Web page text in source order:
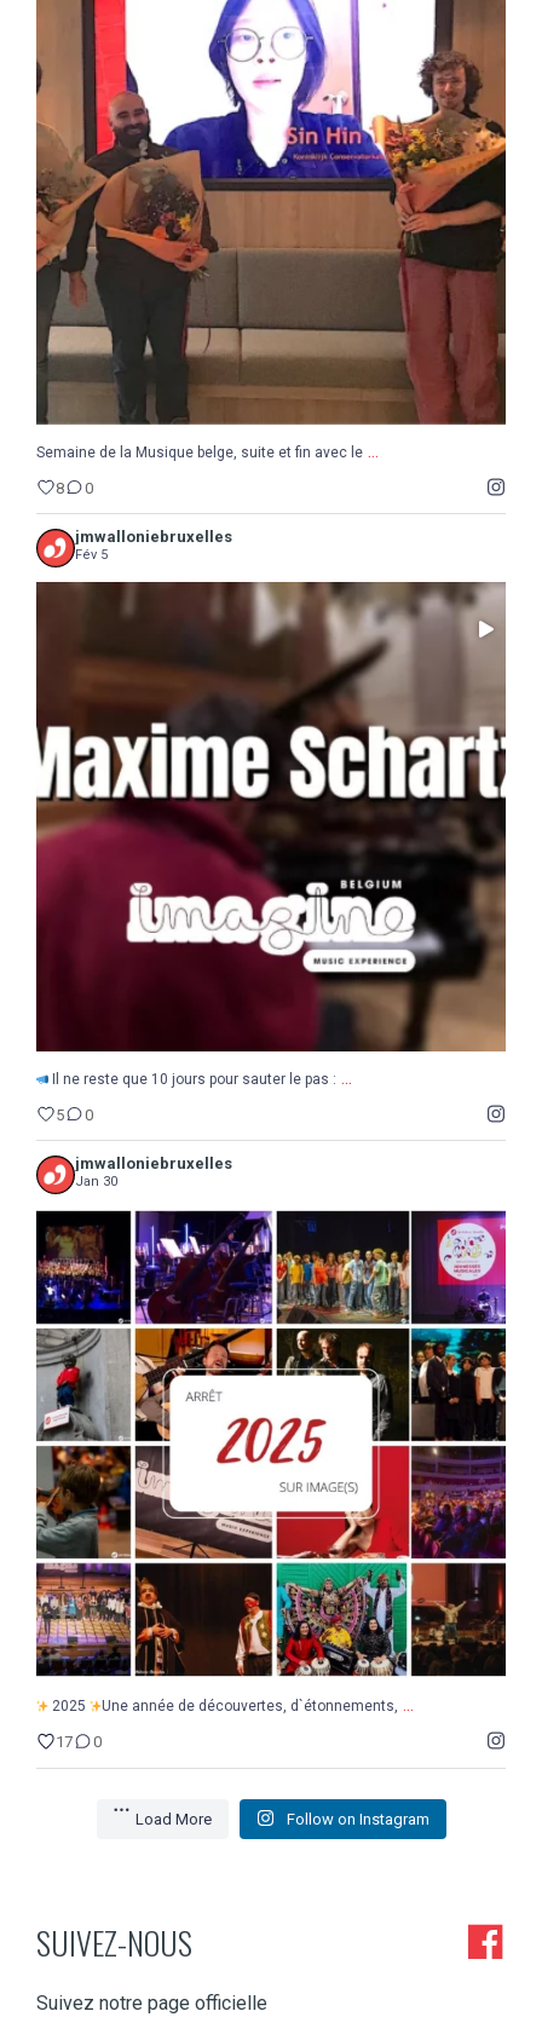
Semaine de la Musique belge, suite et fin avec le ...
Semaine de la Musique belge, suite et fin avec le ...
8 0
jmwalloniebruxelles
Fév 5
Il ne reste que 10 jours pour sauter le pas :
5
Il ne reste que 10 jours pour sauter le pas : ...
5 0
jmwalloniebruxelles
Jan 30
2025 Une année de découvertes, d`étonnements, ...
2025 Une année de découvertes, d`étonnements, ...
17 0
Load More Follow on Instagram
SUIVEZ-NOUS
Suivez notre page officielle